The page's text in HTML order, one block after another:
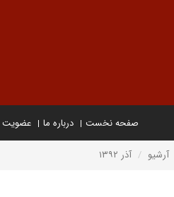
صفحه نخست درباره ما عضویت
آرشیو آذر ۱۳۹۲